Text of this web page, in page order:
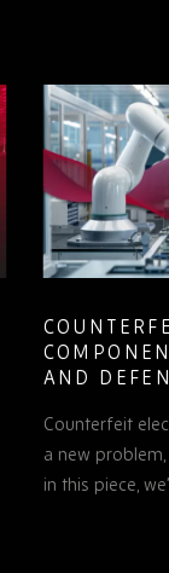
AND
TO KNOW
Counterfeit
a new
in this piece,